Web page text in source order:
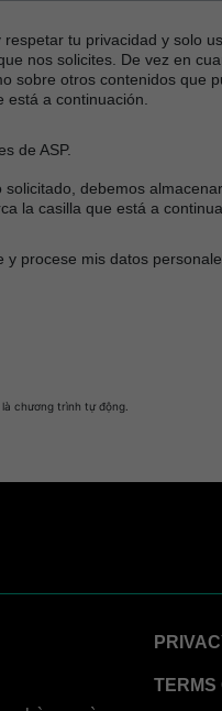
tu privacidad y solo
nos solicites. De vez en
sobre otros contenidos que
a continuación.
de ASP.
debemos
la casilla que está a
procese mis datos
chương trình tự động.
TERMS